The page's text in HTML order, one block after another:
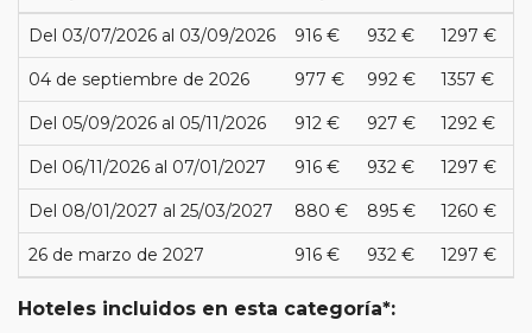
Del 03/07/2026 al 03/09/2026 916 € 932 € 1297 €
04 de septiembre de 2026 977 € 992 € 1357 €
Del 05/09/2026 al 05/11/2026 912 € 927 € 1292 €
Del 06/11/2026 al 07/01/2027 916 € 932 € 1297 €
Del 08/01/2027 al 25/03/2027 880 € 895 € 1260 €
26 de marzo de 2027 916 € 932 € 1297 €
Hoteles incluidos en esta categoría*: